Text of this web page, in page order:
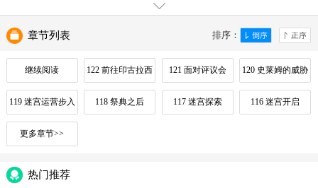
排序：
章节列表
继续阅读 122 前往印古拉西
亚
121 面对评议会 120 史莱姆的威胁
119 迷宫运营步入
正轨
118 祭典之后 117 迷宫探索 116 迷宫开启
更多章节>>
热门推荐